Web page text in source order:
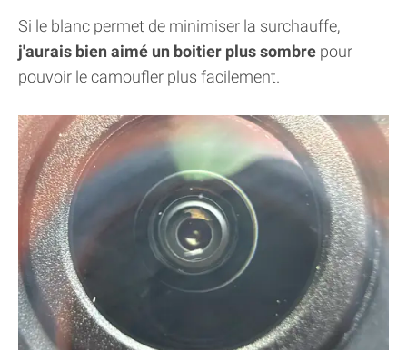
Si le blanc permet de minimiser la surchauffe,
j'aurais bien aimé un boitier plus sombre pour
pouvoir le camoufler plus facilement.